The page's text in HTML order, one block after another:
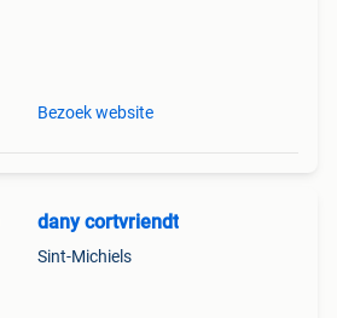
Bezoek website
dany cortvriendt
Sint-Michiels